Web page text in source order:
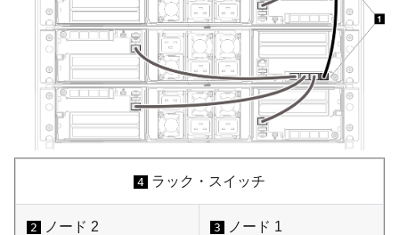
4 ラック・スイッチ
2 ノード 2 3 ノード 1